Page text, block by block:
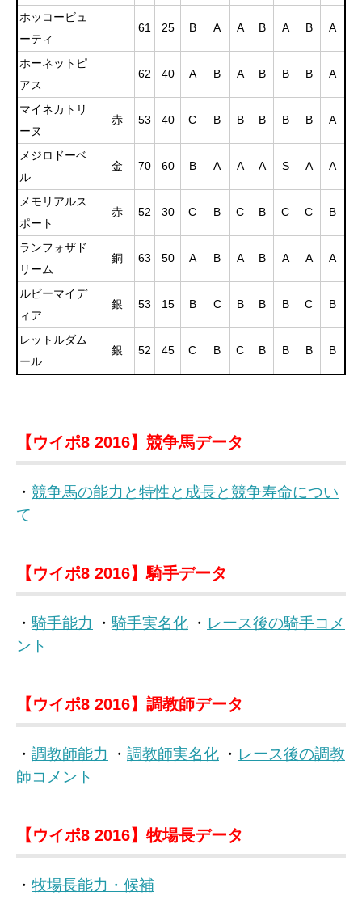
ホッコービュ
ーティ
61 25 B A A B A B A
ホーネットピ
アス
62 40 A B A B B B A
マイネカトリ
ーヌ
赤 53 40 C B B B B B A
メジロドーベ
ル
金 70 60 B A A A S A A
メモリアルス
ポート
赤 52 30 C B C B C C B
ランフォザド
リーム
銅 63 50 A B A B A A A
ルビーマイデ
ィア
銀 53 15 B C B B B C B
レットルダム
ール
銀 52 45 C B C B B B B
【ウイポ8 2016】競争馬データ
・ 競争馬の能力と特性と成長と競争寿命につい
て
【ウイポ8 2016】騎手データ
・ 騎手能力 ・ 騎手実名化 ・ レース後の騎手コメ
ント
【ウイポ8 2016】調教師データ
・ 調教師能力 ・ 調教師実名化 ・ レース後の調教
師コメント
【ウイポ8 2016】牧場長データ
・ 牧場長能力・候補